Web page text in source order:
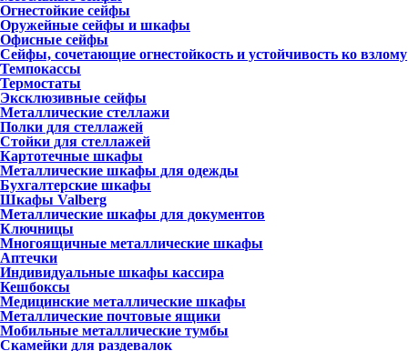
Огнестойкие сейфы
Оружейные сейфы и шкафы
Офисные сейфы
Сейфы, сочетающие огнестойкость и устойчивость ко взлому
Темпокассы
Термостаты
Эксклюзивные сейфы
Металлические стеллажи
Полки для стеллажей
Стойки для стеллажей
Картотечные шкафы
Металлические шкафы для одежды
Бухгалтерские шкафы
Шкафы Valberg
Металлические шкафы для документов
Ключницы
Многоящичные металлические шкафы
Аптечки
Индивидуальные шкафы кассира
Кешбоксы
Медицинские металлические шкафы
Металлические почтовые ящики
Мобильные металлические тумбы
Скамейки для раздевалок